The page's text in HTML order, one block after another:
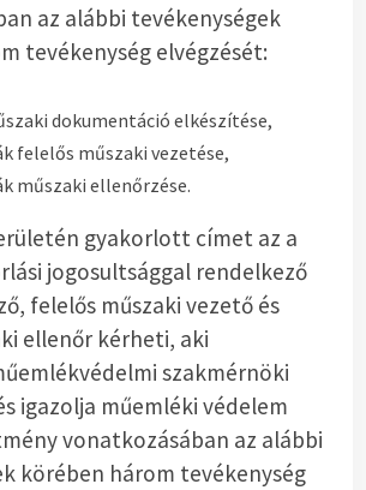
az alábbi tevékenységek
tevékenység elvégzését:
dokumentáció elkészítése,
felelős műszaki vezetése,
műszaki ellenőrzése.
gyakorlott címet az a
jogosultsággal rendelkező
felelős műszaki vezető és
ellenőr kérheti, aki
szakmérnöki
igazolja műemléki védelem
vonatkozásában az alábbi
körében három tevékenység